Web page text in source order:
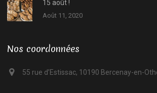
15 août !
Août 11, 2020
Nos coordonnées
55 rue d’Estissac, 10190 Bercenay-en-